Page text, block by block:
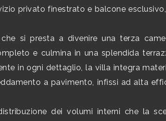
privato finestrato e balcone
si presta a divenire una terza
e culmina in una splendida
in ogni dettaglio, la villa integra
a pavimento, infissi ad alta
dei volumi interni che la